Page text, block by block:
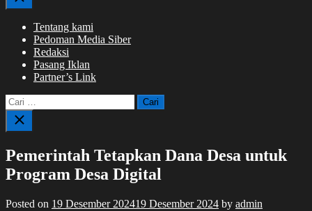
Tentang kami
Pedoman Media Siber
Redaksi
Pasang Iklan
Partner’s Link
Cari
untuk:
Close
search
Pemerintah Tetapkan Dana Desa untuk
Program Desa Digital
Posted on 19 Desember 202419 Desember 2024 by admin